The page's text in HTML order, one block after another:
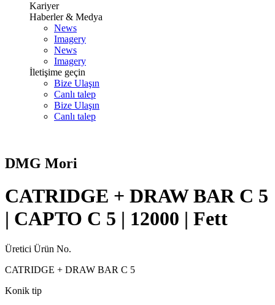
Kariyer
Haberler & Medya
News
Imagery
News
Imagery
İletişime geçin
Bize Ulaşın
Canlı talep
Bize Ulaşın
Canlı talep
DMG Mori
CATRIDGE + DRAW BAR C 5
| CAPTO C 5 | 12000 | Fett
Üretici Ürün No.
CATRIDGE + DRAW BAR C 5
Konik tip